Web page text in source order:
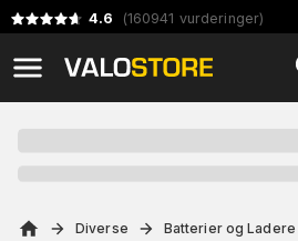
4.6 (160941 vurderinger)
Diverse Batterier og Ladere